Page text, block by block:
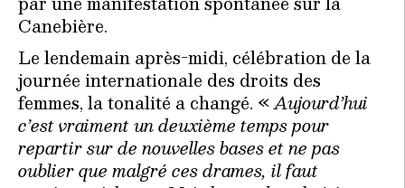
Canebière.
Le lendemain après-midi, célébration de la
journée internationale des droits des
femmes, la tonalité a changé. «Aujourd’hui
c’est vraiment un deuxième temps pour
repartir sur de nouvelles bases et ne pas
oublier que malgré ces drames, il faut